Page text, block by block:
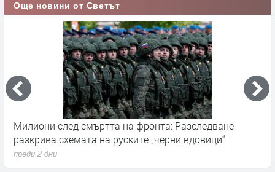
Още новини от Светът
вдовици“
Германските служби разследват
влияние върху местния вот през